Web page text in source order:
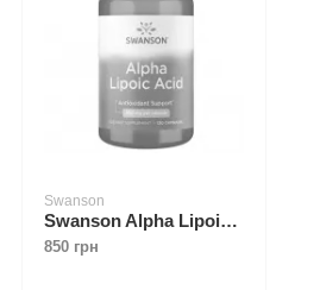
Swanson
Swanson Alpha Lipoic Acid 300 mg 120 caps
850 грн